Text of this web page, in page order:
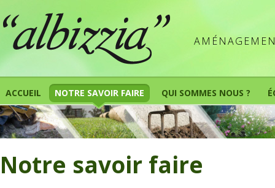
ACCUEIL NOTRE SAVOIR FAIRE QUI SOMMES NOUS ?
Notre savoir faire